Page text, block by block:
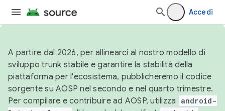
Accedi
A partire dal 2026, per allinearci al nostro modello di
sviluppo trunk stabile e garantire la stabilità della
piattaforma per l'ecosistema, pubblicheremo il codice
sorgente su AOSP nel secondo e nel quarto trimestre.
Per compilare e contribuire ad AOSP, utilizza
android-